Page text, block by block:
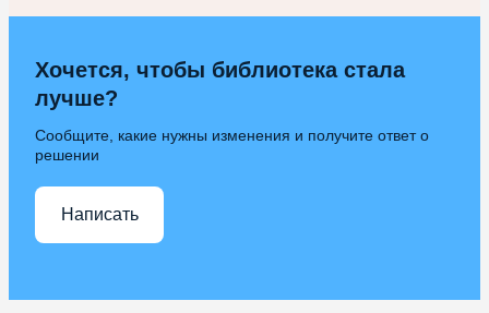
Хочется, чтобы библиотека стала
лучше?
Сообщите, какие нужны изменения и получите ответ о
решении
Написать